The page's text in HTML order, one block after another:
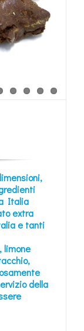
,
Italia
extra
e tanti
,limone
,
della